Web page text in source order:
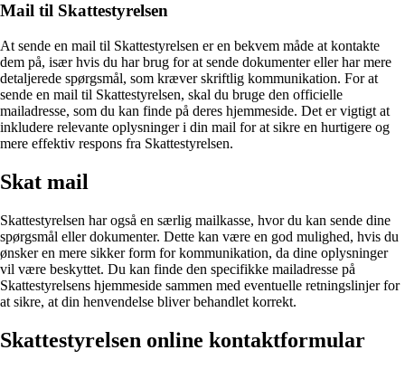
Mail til Skattestyrelsen
At sende en mail til Skattestyrelsen er en bekvem måde at kontakte
dem på, især hvis du har brug for at sende dokumenter eller har mere
detaljerede spørgsmål, som kræver skriftlig kommunikation. For at
sende en mail til Skattestyrelsen, skal du bruge den officielle
mailadresse, som du kan finde på deres hjemmeside. Det er vigtigt at
inkludere relevante oplysninger i din mail for at sikre en hurtigere og
mere effektiv respons fra Skattestyrelsen.
Skat mail
Skattestyrelsen har også en særlig mailkasse, hvor du kan sende dine
spørgsmål eller dokumenter. Dette kan være en god mulighed, hvis du
ønsker en mere sikker form for kommunikation, da dine oplysninger
vil være beskyttet. Du kan finde den specifikke mailadresse på
Skattestyrelsens hjemmeside sammen med eventuelle retningslinjer for
at sikre, at din henvendelse bliver behandlet korrekt.
Skattestyrelsen online kontaktformular